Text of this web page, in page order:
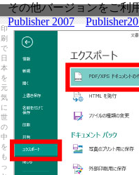
その他バージョンをご利
Publisher 2007
印
刷
で
日
本
を
元
気
に
世
の
中
を
も
っ